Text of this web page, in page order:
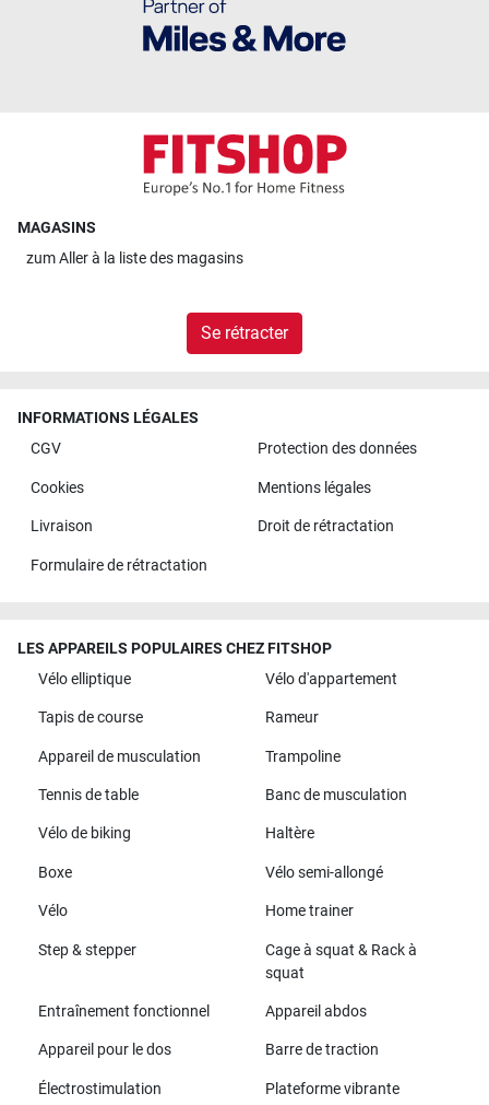
MAGASINS
zumAller à la liste des magasins
Se rétracter
INFORMATIONS LÉGALES
CGV
Protection des données
Cookies Mentions légales
Livraison Droit de rétractation
Formulaire de rétractation
LES APPAREILS POPULAIRES CHEZ FITSHOP
Vélo elliptique
Vélo d'appartement
Tapis de course Rameur
Appareil de musculation Trampoline
Tennis de table Banc de musculation
Vélo de biking Haltère
Boxe Vélo semi-allongé
Vélo Home trainer
Step & stepper
Cage à squat & Rack à
squat
Entraînement fonctionnel Appareil abdos
Appareil pour le dos Barre de traction
Électrostimulation Plateforme vibrante